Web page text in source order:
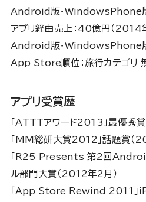
Android版・WindowsPhone版
アプリ経由売上：40億円（2014
Android版・WindowsPhone版
App Store順位：旅行カテゴリ
アプリ受賞歴
「ATTTアワード2013」最優秀
「MM総研大賞2012」話題賞（
「R25 Presents 第2回Android
ル部門大賞（2012年2月）
「App Store Rewind 2011」